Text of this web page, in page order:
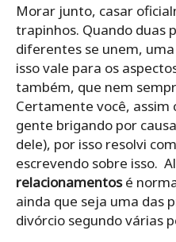
Morar junto, casar
trapinhos. Quando duas
diferentes se unem,
isso vale para os
também, que nem
Certamente você, assim
gente brigando por
dele), por isso resolvi
escrevendo sobre isso.
relacionamentosé
ainda que seja uma das
divórcio segundo várias